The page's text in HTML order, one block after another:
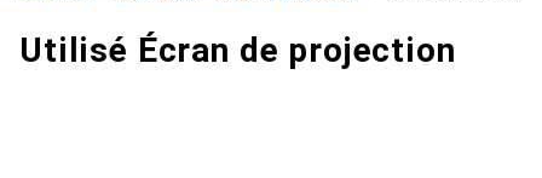
Utilisé Écran de projection